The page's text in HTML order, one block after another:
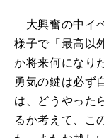
大興奮の中イ
様子で「最高以
か将来何になり
勇気の鍵は必ず
は、どうやった
るか考えて、こ